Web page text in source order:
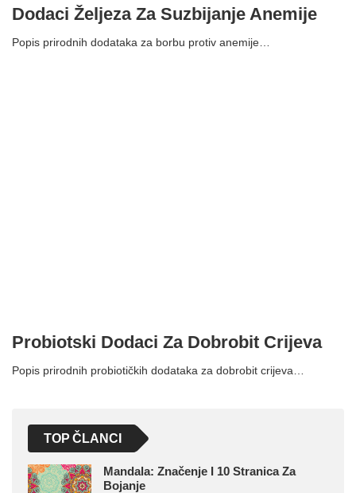
Dodaci Željeza Za Suzbijanje Anemije
Popis prirodnih dodataka za borbu protiv anemije…
Probiotski Dodaci Za Dobrobit Crijeva
Popis prirodnih probiotičkih dodataka za dobrobit crijeva…
TOP ČLANCI
Mandala: Značenje I 10 Stranica Za
Bojanje